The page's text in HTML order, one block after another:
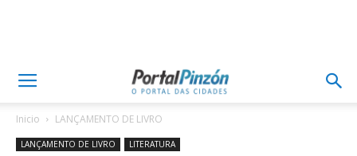
Inicio LANÇAMENTO DE LIVRO
LANÇAMENTO DE LIVRO LITERATURA